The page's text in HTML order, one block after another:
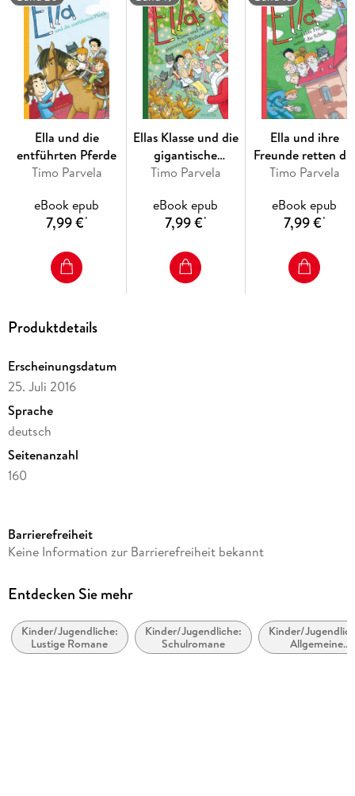
Ella und die
entführten Pferde
Timo Parvela
eBook epub
7,99 €*
Ellas Klasse und die
gigantische
Weihnachtsfeier
Timo Parvela
eBook epub
7,99 €*
Ella und ihre
Freunde retten die
Schule
Timo Parvela
eBook epub
7,99 €*
Produktdetails
Erscheinungsdatum
25. Juli 2016
Sprache
deutsch
Seitenanzahl
160
Altersempfehlung
Reihe
Autor/Autorin
Timo Parvela
Barrierefreiheit
Keine Information zur Barrierefreiheit bekannt
Entdecken Sie mehr
Kinder/Jugendliche:
Lustige Romane
Kinder/Jugendliche:
Schulromane
Kinder/
Allgemeine
Interessen: